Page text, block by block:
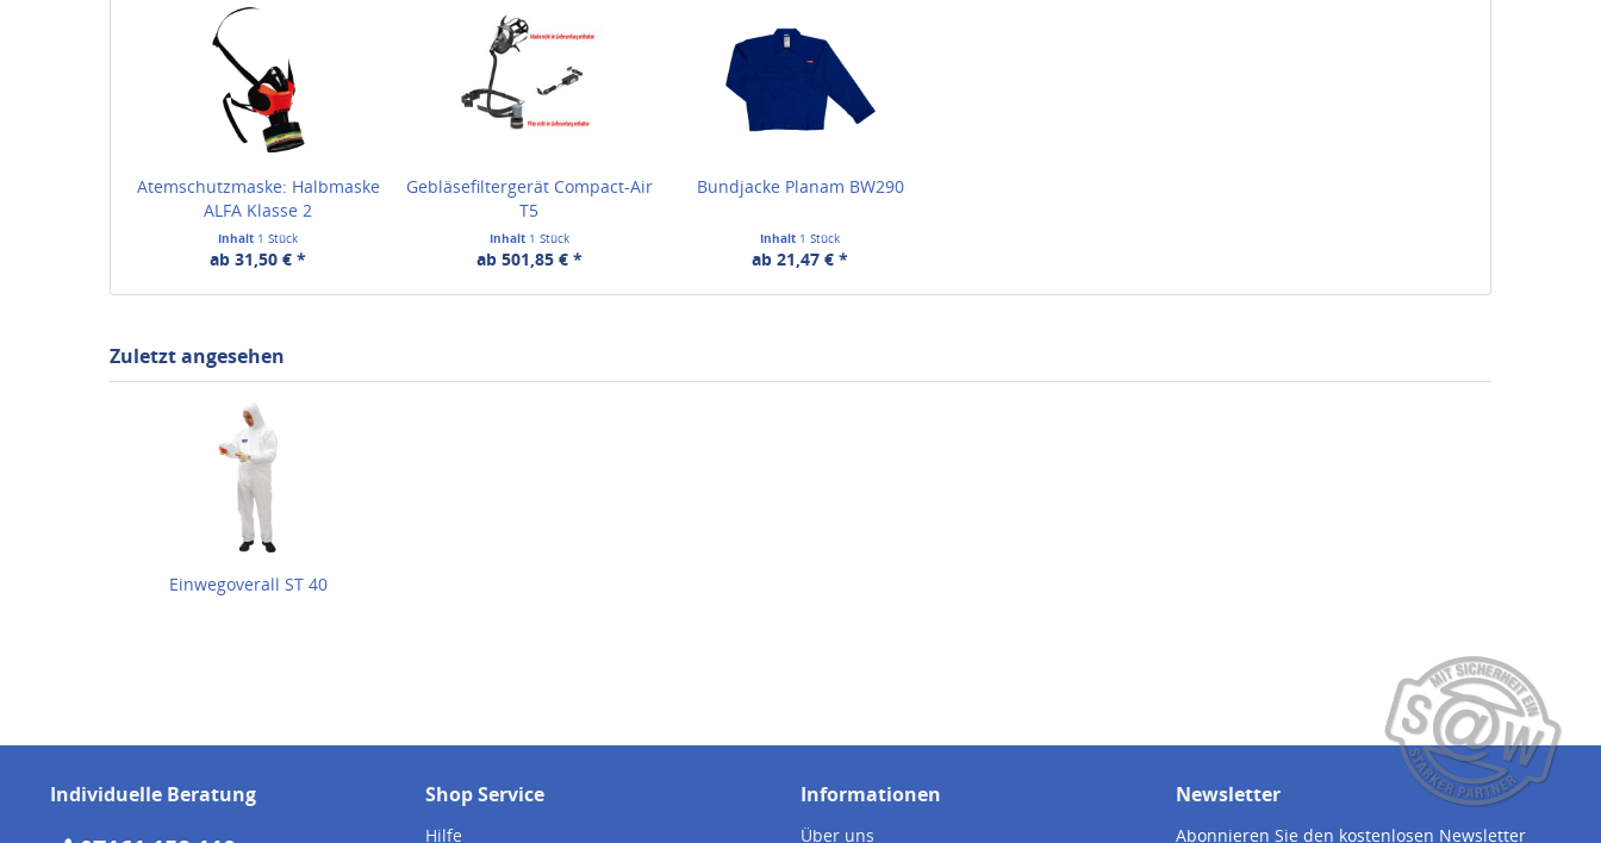
Atemschutzmaske: Halbmaske
ALFA Klasse 2
Inhalt 1 Stück
ab 31,50 € *
Gebläsefiltergerät Compact-Air
T5
Inhalt 1 Stück
ab 501,85 € *
Bundjacke Planam BW290
Inhalt 1 Stück
ab 21,47 € *
Zuletzt angesehen
Einwegoverall ST 40
Individuelle Beratung Shop Service
Hilfe
Informationen
Über uns
Newsletter
Abonnieren Sie den kostenlosen Newsletter